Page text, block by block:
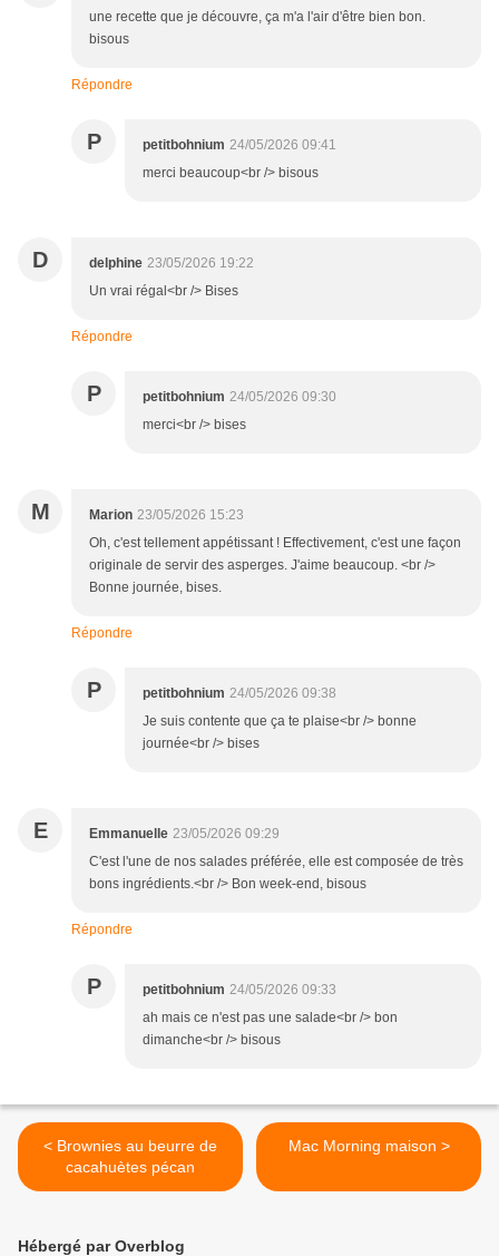
une recette que je découvre, ça m'a l'air d'être bien bon.
bisous
Répondre
P petitbohnium 24/05/2026 09:41
merci beaucoup<br /> bisous
D delphine 23/05/2026 19:22
Un vrai régal<br /> Bises
Répondre
P petitbohnium 24/05/2026 09:30
merci<br /> bises
M Marion 23/05/2026 15:23
Oh, c'est tellement appétissant ! Effectivement, c'est une façon
originale de servir des asperges. J'aime beaucoup. <br />
Bonne journée, bises.
Répondre
P petitbohnium 24/05/2026 09:38
Je suis contente que ça te plaise<br /> bonne
journée<br /> bises
E Emmanuelle 23/05/2026 09:29
C'est l'une de nos salades préférée, elle est composée de très
bons ingrédients.<br /> Bon week-end, bisous
Répondre
P petitbohnium 24/05/2026 09:33
ah mais ce n'est pas une salade<br /> bon
dimanche<br /> bisous
< Brownies au beurre de
cacahuètes pécan
Mac Morning maison >
Hébergé par Overblog